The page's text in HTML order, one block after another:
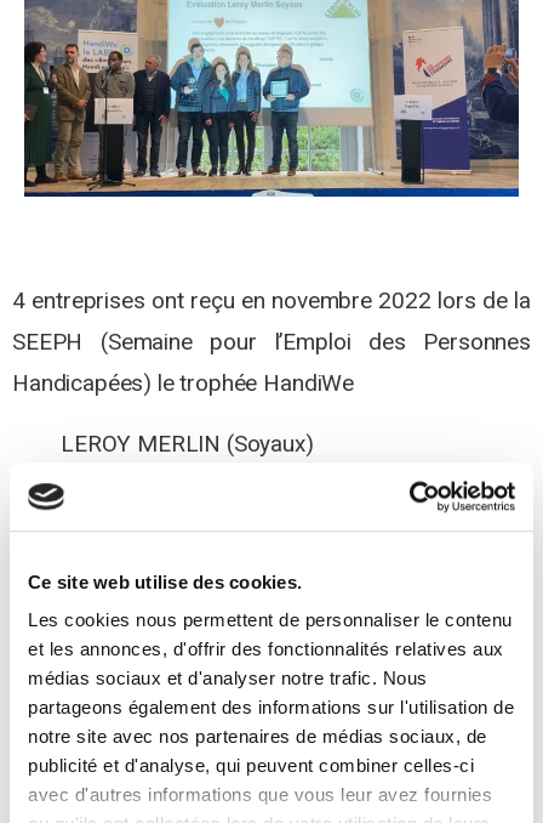
Ce site web utilise des cookies.
Les cookies nous permettent de personnaliser le contenu
et les annonces, d'offrir des fonctionnalités relatives aux
médias sociaux et d'analyser notre trafic. Nous
partageons également des informations sur l'utilisation de
notre site avec nos partenaires de médias sociaux, de
publicité et d'analyse, qui peuvent combiner celles-ci
avec d'autres informations que vous leur avez fournies
4 entreprises ont reçu en novembre 2022 lors de la
SEEPH (Semaine pour l’Emploi des Personnes
Handicapées) le trophée HandiWe
LEROY MERLIN (Soyaux)
LIDL (plateforme logistique et supermarché du
Gond-Pontouvre)
SAFT NERSAC
Jean-François DUFRESNE (président d’honneur),
président de « Vivre et Travailler Autrement » et
ancien Directeur Général du groupe ANDROS a
partagé son expérience sur la création du dispositif